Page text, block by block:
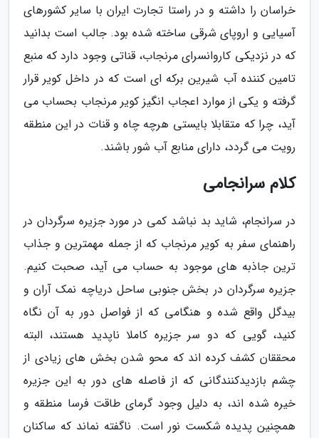
خراسان را داشته و در راستا تجارت ایران با سایر کشورهای
آسیایی و اروپای شرقی ساخته شده بود. جالب است بدانید
که در نزدیکی کاروانسرای مرنجاب، قناتی وجود دارد که منبع
تامین کننده آب شیرین برکه ای است که در داخل کویر قرار
گرفته و یکی از موارد اعجاب انگیز کویر مرنجاب بحساب می
آید، چرا که متقابلا بایستی هرچه چاه و قنات در این منطقه
رویت می گردد، دارای منابع آب شور باشند.
کلام سرانجامی
در سرانجام، شاید بد نباشد کمی در مورد جزیره سرگردان در
راهنمای سفر به کویر مرنجاب که از جمله مهمترین و جذاب
ترین جاذبه های موجود به حساب می آید، صحبت کنیم.
جزیره سرگردان در بخش جنوبی ساحل دریاچه نمک آران و
بیدگل واقع شده و هنگامی که از فواصل دور به آن نگاه
کنید، گویی که دو سر جزیره کاملا ناپدید هستند، البته
محققان کشف کرده اند که محو شدن بخش های زیادی از
چشم بازدیدکنندگانی که از فاصله های دور به این جزیره
خیره شده اند، به دلیل وجود گرمای طاقت فرسا منطقه و
همچنین پدیده شکست نور است. ناگفته نماند که ساکنان